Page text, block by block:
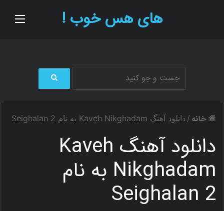
های هس خوب !
ج
ج
خانه / دانلود آهنگ Kaveh Nikghadam به نام Seighalan 2
دانلود آهنگ Kaveh
Nikghadam به نام
Seighalan 2